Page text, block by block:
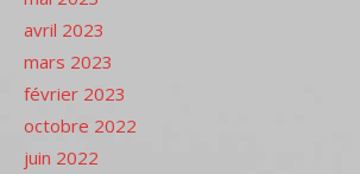
avril 2023
mars 2023
février 2023
octobre 2022
juin 2022